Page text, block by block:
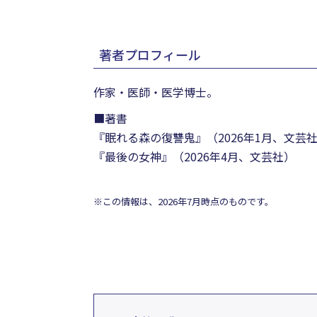
著者プロフィール
作家・医師・医学博士。
■著書
『眠れる森の復讐鬼』（2026年1月、文芸
『最後の女神』（2026年4月、文芸社）
※この情報は、2026年7月時点のものです。